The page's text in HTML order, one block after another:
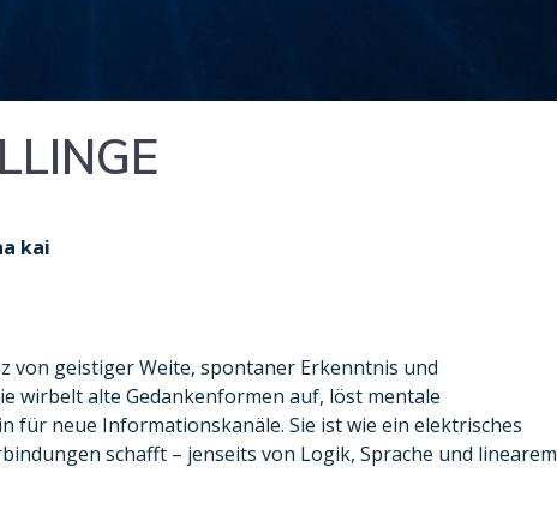
kai
von geistiger Weite, spontaner Erkenntnis und
wirbelt alte Gedankenformen auf, löst mentale
für neue Informationskanäle. Sie ist wie ein elektrisches
schafft – jenseits von Logik, Sprache und linearem